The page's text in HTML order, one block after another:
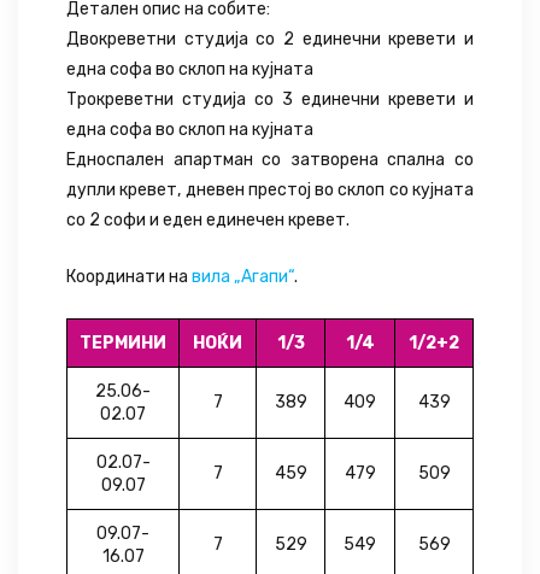
Детален опис на собите:
Двокреветни студија со 2 единечни кревети и
една софа во склоп на кујната
Трокреветни студија со 3 единечни кревети и
една софа во склоп на кујната
Едноспален апартман со затворена спална со
дупли кревет, дневен престој во склоп со кујната
со 2 софи и еден единечен кревет.
Координати на вила „Агапи“.
ТЕРМИНИ НОЌИ 1/3 1/4 1/2+2
25.06-
02.07
7 389 409 439
02.07-
09.07
7 459 479 509
09.07-
16.07
7 529 549 569